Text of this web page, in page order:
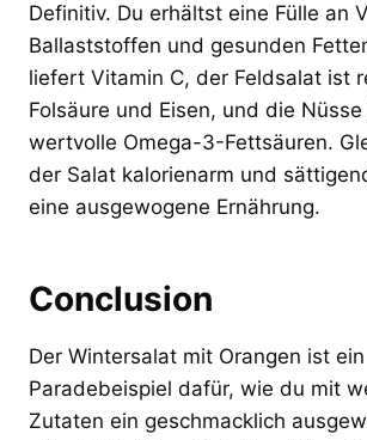
Definitiv. Du erhältst eine Fülle an
Ballaststoffen und gesunden
liefert Vitamin C, der Feldsalat ist
Folsäure und Eisen, und die
wertvolle Omega-3-Fettsäuren.
der Salat kalorienarm und
eine ausgewogene Ernährung.
Conclusion
Der Wintersalat mit Orangen ist ein
Paradebeispiel dafür, wie du mit
Zutaten ein geschmacklich